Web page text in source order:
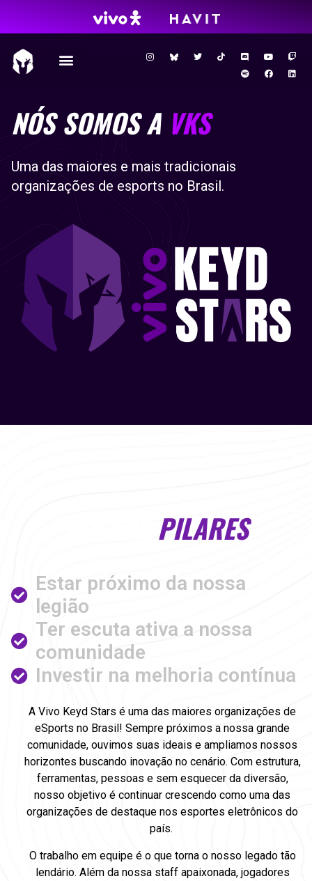
NÓS SOMOS A VKS
Uma das maiores e mais tradicionais
organizações de esports no Brasil.
PILARES
Estar próximo da nossa
legião
Ter escuta ativa a nossa
comunidade
Investir na melhoria contínua
A Vivo Keyd Stars é uma das maiores organizações de
eSports no Brasil! Sempre próximos a nossa grande
comunidade, ouvimos suas ideais e ampliamos nossos
horizontes buscando inovação no cenário. Com estrutura,
ferramentas, pessoas e sem esquecer da diversão,
nosso objetivo é continuar crescendo como uma das
organizações de destaque nos esportes eletrônicos do
país.
O trabalho em equipe é o que torna o nosso legado tão
lendário. Além da nossa staff apaixonada, jogadores